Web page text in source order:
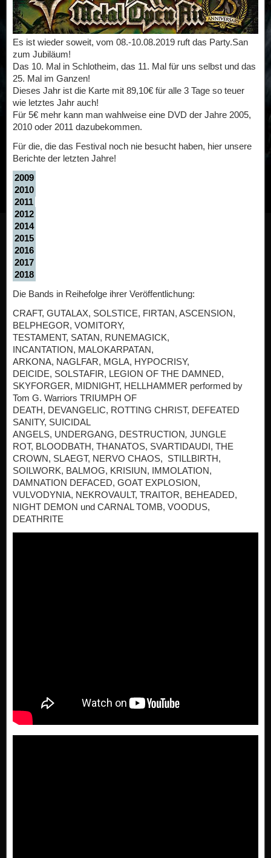
Es ist wieder soweit, vom 08.-10.08.2019 ruft das Party.San
zum Jubiläum!
Das 10. Mal in Schlotheim, das 11. Mal für uns selbst und das
25. Mal im Ganzen!
Dieses Jahr ist die Karte mit 89,10€ für alle 3 Tage so teuer
wie letztes Jahr auch!
Für 5€ mehr kann man wahlweise eine DVD der Jahre 2005,
2010 oder 2011 dazubekommen.
Für die, die das Festival noch nie besucht haben, hier unsere
Berichte der letzten Jahre!
2009
2010
2011
2012
2014
2015
2016
2017
2018
Die Bands in Reihefolge ihrer Veröffentlichung:
CRAFT, GUTALAX, SOLSTICE, FIRTAN, ASCENSION,
BELPHEGOR, VOMITORY,
TESTAMENT, SATAN, RUNEMAGICK,
INCANTATION, MALOKARPATAN,
ARKONA, NAGLFAR, MGLA, HYPOCRISY,
DEICIDE, SOLSTAFIR, LEGION OF THE DAMNED,
SKYFORGER, MIDNIGHT, HELLHAMMER performed by
Tom G. Warriors TRIUMPH OF
DEATH, DEVANGELIC, ROTTING CHRIST, DEFEATED
SANITY, SUICIDAL
ANGELS, UNDERGANG, DESTRUCTION, JUNGLE
ROT, BLOODBATH, THANATOS, SVARTIDAUDI, THE
CROWN, SLAEGT, NERVO CHAOS, STILLBIRTH,
SOILWORK, BALMOG, KRISIUN, IMMOLATION,
DAMNATION DEFACED, GOAT EXPLOSION,
VULVODYNIA, NEKROVAULT, TRAITOR, BEHEADED,
NIGHT DEMON und CARNAL TOMB, VOODUS,
DEATHRITE